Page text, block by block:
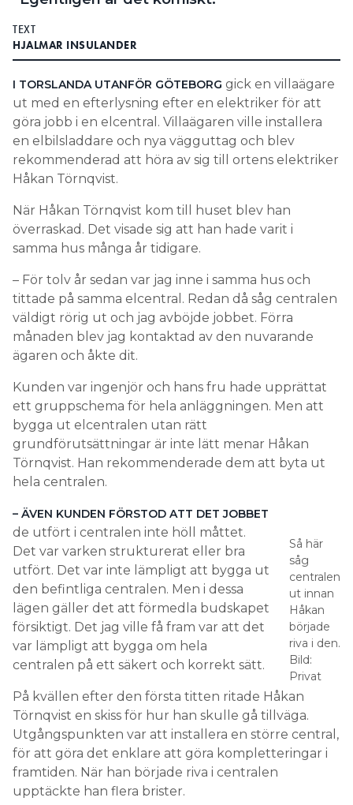
TEXT
HJALMAR INSULANDER
I TORSLANDA UTANFÖR GÖTEBORG gick en villaägare
ut med en efterlysning efter en elektriker för att
göra jobb i en elcentral. Villaägaren ville installera
en elbilsladdare och nya vägguttag och blev
rekommenderad att höra av sig till ortens elektriker
Håkan Törnqvist.
När Håkan Törnqvist kom till huset blev han
överraskad. Det visade sig att han hade varit i
samma hus många år tidigare.
– För tolv år sedan var jag inne i samma hus och
tittade på samma elcentral. Redan då såg centralen
väldigt rörig ut och jag avböjde jobbet. Förra
månaden blev jag kontaktad av den nuvarande
ägaren och åkte dit.
Kunden var ingenjör och hans fru hade upprättat
ett gruppschema för hela anläggningen. Men att
bygga ut elcentralen utan rätt
grundförutsättningar är inte lätt menar Håkan
Törnqvist. Han rekommenderade dem att byta ut
hela centralen.
Så här
såg
centralen
ut innan
Håkan
började
riva i den.
Bild:
Privat
– ÄVEN KUNDEN FÖRSTOD ATT DET JOBBET
de utfört i centralen inte höll måttet.
Det var varken strukturerat eller bra
utfört. Det var inte lämpligt att bygga ut
den befintliga centralen. Men i dessa
lägen gäller det att förmedla budskapet
försiktigt. Det jag ville få fram var att det
var lämpligt att bygga om hela
centralen på ett säkert och korrekt sätt.
På kvällen efter den första titten ritade Håkan
Törnqvist en skiss för hur han skulle gå tillväga.
Utgångspunkten var att installera en större central,
för att göra det enklare att göra kompletteringar i
framtiden. När han började riva i centralen
upptäckte han flera brister.